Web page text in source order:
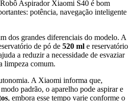
Aspirador Xiaomi S40 é bom
potência, navegação inteligente
dos grandes diferenciais do modelo. A
de pó de 520 ml e reservatório
a reduzir a necessidade de esvaziar
limpeza comum.
A Xiaomi informa que,
padrão, o aparelho pode aspirar e
, embora esse tempo varie conforme o